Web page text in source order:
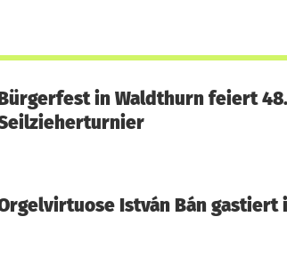
in Waldthurn feiert
István Bán gastiert